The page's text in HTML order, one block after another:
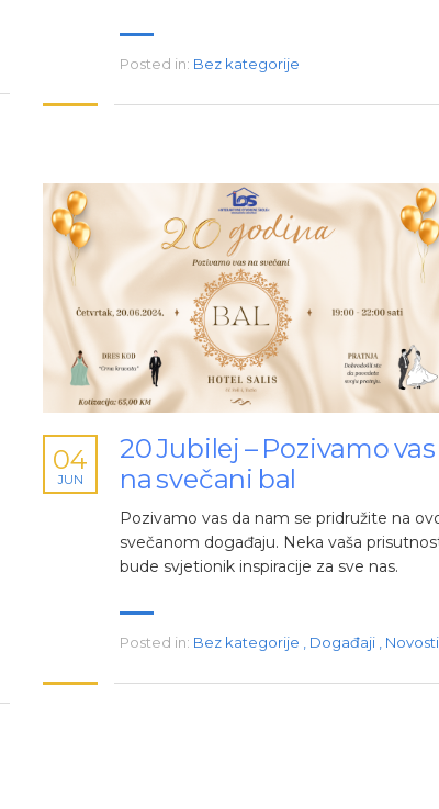
Posted in: Bez kategorije
20 Jubilej – Pozivamo vas
na svečani bal
04
JUN
Pozivamo vas da nam se pridružite na
svečanom događaju. Neka vaša
bude svjetionik inspiracije za sve nas.
Posted in: Bez kategorije Događaji Novosti